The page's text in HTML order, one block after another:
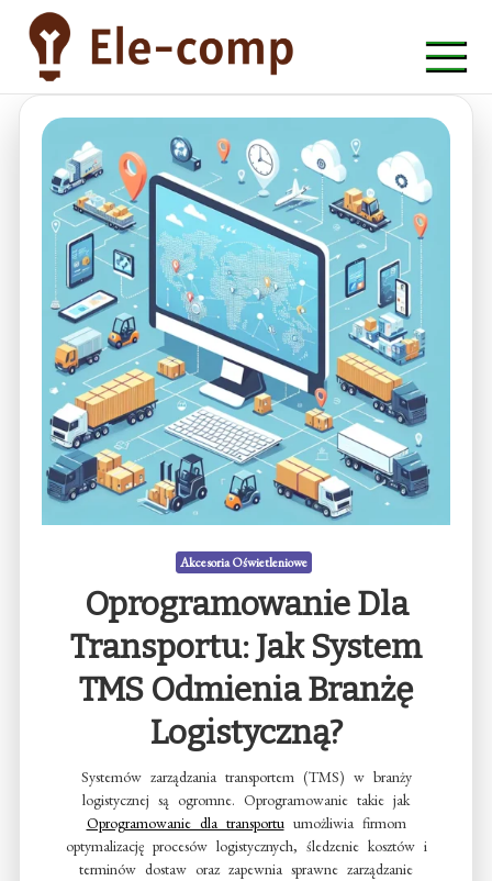
content
ele-comp
Akcesoria Oświetleniowe
Oprogramowanie Dla
Transportu: Jak System
TMS Odmienia Branżę
Logistyczną?
Systemów zarządzania transportem (TMS) w branży
logistycznej są ogromne. Oprogramowanie takie jak
Oprogramowanie dla transportuumożliwia firmom
optymalizację procesów logistycznych, śledzenie kosztów i
terminów dostaw oraz zapewnia sprawne zarządzanie